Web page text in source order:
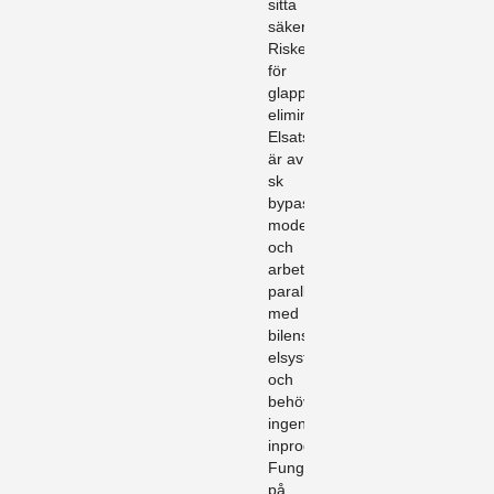
sitta
säkert.
Risken
för
glappkontakt
elimineras.
Elsatsen
är av
sk
bypass
modell
och
arbetar
parallellt
med
bilens
elsystem
och
behöver
ingen
inprogrammering.
Fungerar
på